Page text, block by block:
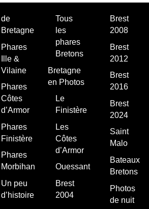
de
Bretagne
Phares
Ille &
Vilaine
Phares
Côtes
d’Armor
Phares
Finistère
Phares
Morbihan
Un peu
d’histoire
Tous
les
phares
Bretons
Bretagne
en Photos
Le
Finistère
Les
Côtes
d’Armor
Ouessant
Brest
2004
Brest
2008
Brest
2012
Brest
2016
Brest
2024
Saint
Malo
Bateaux
Bretons
Photos
de nuit